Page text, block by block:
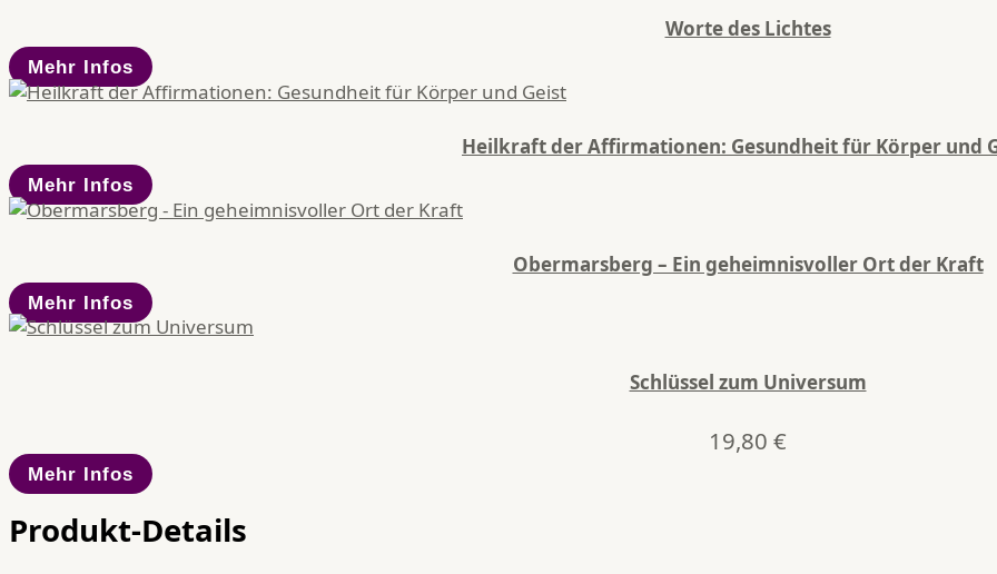
Worte des Lichtes
Mehr Infos
Heilkraft der Affirmationen: Gesundheit für Körper und
Mehr Infos
Obermarsberg – Ein geheimnisvoller Ort der Kraft
Mehr Infos
Schlüssel zum Universum
19,80 €
Mehr Infos
Produkt-Details